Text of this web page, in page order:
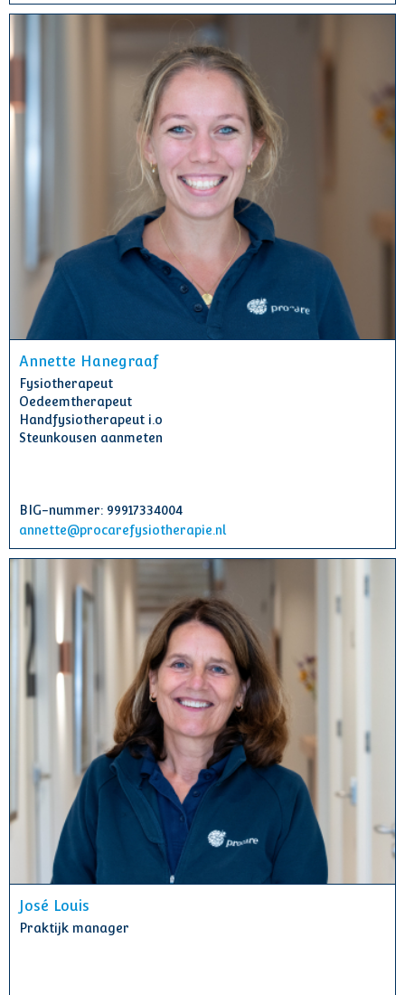
Annette Hanegraaf
Fysiotherapeut
Oedeemtherapeut
Handfysiotherapeut i.o
Steunkousen aanmeten
BIG-nummer: 99917334004
annette@procarefysiotherapie.nl
José Louis
Praktijk manager